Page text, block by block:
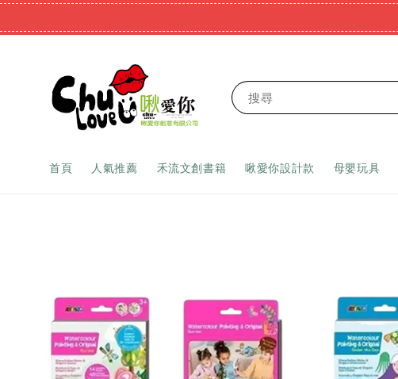
搜尋
首頁 人氣推薦 禾流文創書籍 啾愛你設計款 母嬰玩具